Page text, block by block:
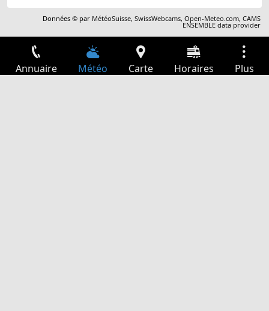
Données © par MétéoSuisse,SwissWebcams,Open-Meteo.com,CAMS
ENSEMBLE data provider
Annuaire Météo Carte Horaires Plus